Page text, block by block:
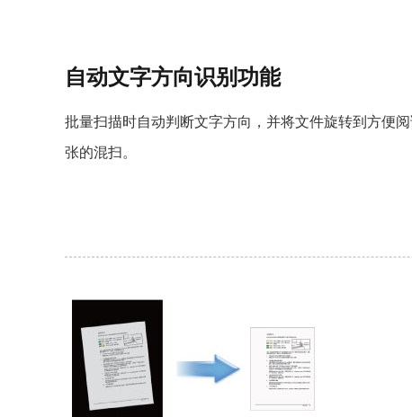
自动文字方向识别功能
批量扫描时自动判断文字方向，并将文件旋转到方便
张的混扫。